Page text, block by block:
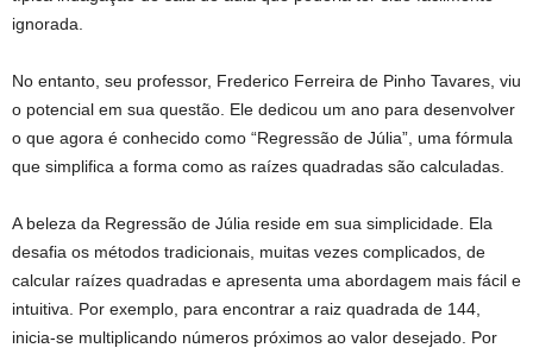
ignorada.
No entanto, seu professor, Frederico Ferreira de Pinho Tavares, viu
o potencial em sua questão. Ele dedicou um ano para desenvolver
o que agora é conhecido como “Regressão de Júlia”, uma fórmula
que simplifica a forma como as raízes quadradas são calculadas.
A beleza da Regressão de Júlia reside em sua simplicidade. Ela
desafia os métodos tradicionais, muitas vezes complicados, de
calcular raízes quadradas e apresenta uma abordagem mais fácil e
intuitiva. Por exemplo, para encontrar a raiz quadrada de 144,
inicia-se multiplicando números próximos ao valor desejado. Por